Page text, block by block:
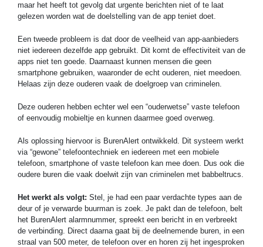
maar het heeft tot gevolg dat urgente berichten niet of te laat
gelezen worden wat de doelstelling van de app teniet doet.
Een tweede probleem is dat door de veelheid van app-aanbieders
niet iedereen dezelfde app gebruikt. Dit komt de effectiviteit van de
apps niet ten goede. Daarnaast kunnen mensen die geen
smartphone gebruiken, waaronder de echt ouderen, niet meedoen.
Helaas zijn deze ouderen vaak de doelgroep van criminelen.
Deze ouderen hebben echter wel een “ouderwetse” vaste telefoon
of eenvoudig mobieltje en kunnen daarmee goed overweg.
Als oplossing hiervoor is BurenAlert ontwikkeld. Dit systeem werkt
via “gewone” telefoontechniek en iedereen met een mobiele
telefoon, smartphone of vaste telefoon kan mee doen. Dus ook die
oudere buren die vaak doelwit zijn van criminelen met babbeltrucs.
Het werkt als volgt: Stel, je had een paar verdachte types aan de
deur of je verwarde buurman is zoek. Je pakt dan de telefoon, belt
het BurenAlert alarmnummer, spreekt een bericht in en verbreekt
de verbinding. Direct daarna gaat bij de deelnemende buren, in een
straal van 500 meter, de telefoon over en horen zij het ingesproken